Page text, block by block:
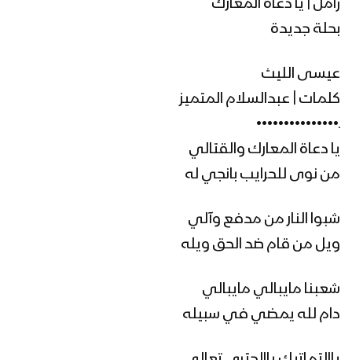
زامل | يا دعاة المعارك
بحلة جديدة
عيسى الليث
كلمات | عبدالسلام المتميز
ـ•••••••••••••••
يا دعاة المعارك والقتالي
من نوى للحرايب بانجي له
شبوا النار من مدفع وآلي
ويل من قام ضد الحق ويله
شعبنا مايبالي مايبالي
دام لله يمضي في سبيله